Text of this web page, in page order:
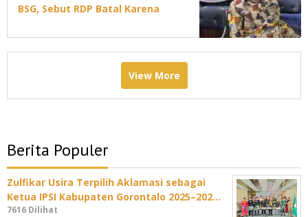
BSG, Sebut RDP Batal Karena
View More
Berita Populer
Zulfikar Usira Terpilih Aklamasi sebagai
Ketua IPSI Kabupaten Gorontalo 2025–202…
7616 Dilihat